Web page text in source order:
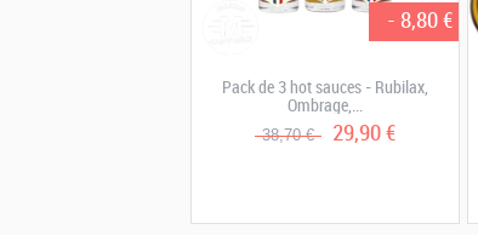
- 8,80 €
Pack de 3 hot sauces - Rubilax,
Ombrage,...
38,70 € 29,90 €